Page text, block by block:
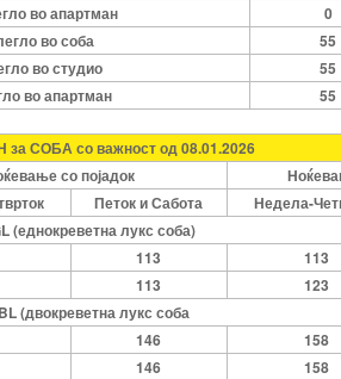
во апартман
0
во соба
55
во студио
55
во апартман
55
за СОБА со важност од 08.01.2026
со појадок
Петок и Сабота Недела-
(еднокреветна лукс соба)
113 113
113 123
(двокреветна лукс соба
146 158
146 158